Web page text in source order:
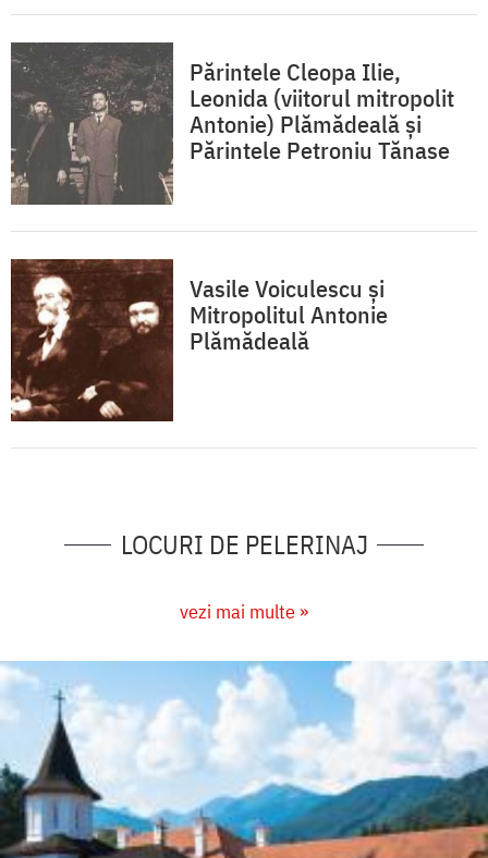
Părintele Cleopa Ilie,
Leonida (viitorul mitropolit
Antonie) Plămădeală și
Părintele Petroniu Tănase
Vasile Voiculescu și
Mitropolitul Antonie
Plămădeală
LOCURI DE PELERINAJ
vezi mai multe »